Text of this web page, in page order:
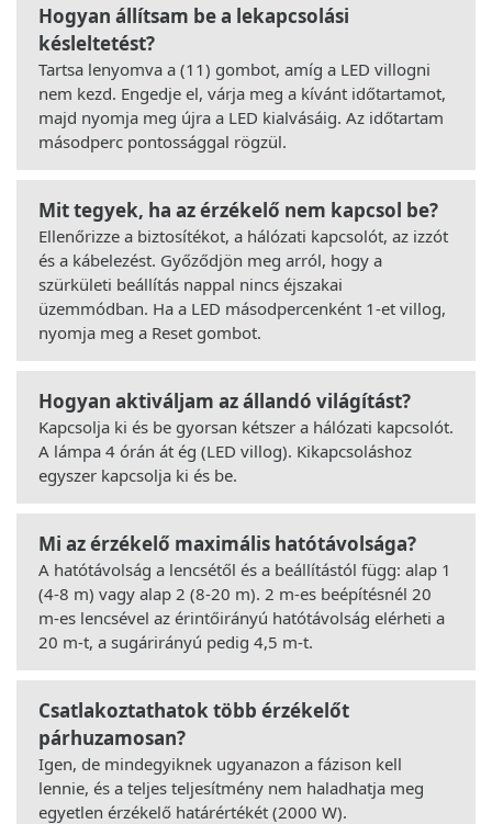
Hogyan állítsam be a lekapcsolási
késleltetést?
Tartsa lenyomva a (11) gombot, amíg a LED villogni
nem kezd. Engedje el, várja meg a kívánt időtartamot,
majd nyomja meg újra a LED kialvásáig. Az időtartam
másodperc pontossággal rögzül.
Mit tegyek, ha az érzékelő nem kapcsol be?
Ellenőrizze a biztosítékot, a hálózati kapcsolót, az izzót
és a kábelezést. Győződjön meg arról, hogy a
szürkületi beállítás nappal nincs éjszakai
üzemmódban. Ha a LED másodpercenként 1-et villog,
nyomja meg a Reset gombot.
Hogyan aktiváljam az állandó világítást?
Kapcsolja ki és be gyorsan kétszer a hálózati kapcsolót.
A lámpa 4 órán át ég (LED villog). Kikapcsoláshoz
egyszer kapcsolja ki és be.
Mi az érzékelő maximális hatótávolsága?
A hatótávolság a lencsétől és a beállítástól függ: alap 1
(4-8 m) vagy alap 2 (8-20 m). 2 m-es beépítésnél 20
m-es lencsével az érintőirányú hatótávolság elérheti a
20 m-t, a sugárirányú pedig 4,5 m-t.
Csatlakoztathatok több érzékelőt
párhuzamosan?
Igen, de mindegyiknek ugyanazon a fázison kell
lennie, és a teljes teljesítmény nem haladhatja meg
egyetlen érzékelő határértékét (2000 W).